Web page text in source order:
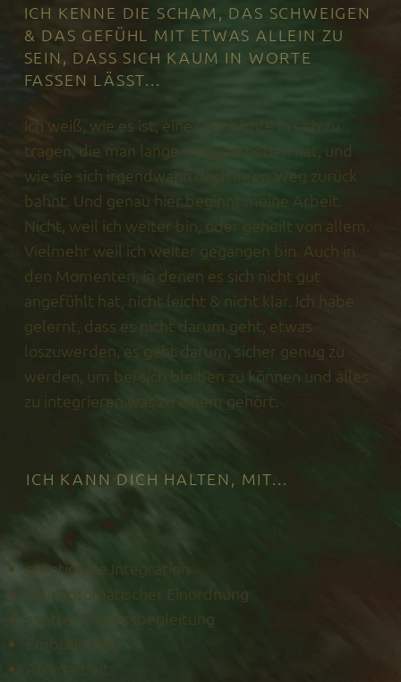
ICH KENNE DIE SCHAM, DAS SCHWEIGEN
& DAS GEFÜHL MIT ETWAS ALLEIN ZU
SEIN, DASS SICH KAUM IN WORTE
FASSEN LÄSST...
Ich weiß, wie es ist, eine Geschichte in sich zu
tragen, die man lange weggeschoben hat, und
wie sie sich irgendwann doch ihren Weg zurück
bahnt. Und genau hier beginnt meine Arbeit.
Nicht, weil ich weiter bin, oder geheilt von allem.
Vielmehr weil ich weiter gegangen bin. Auch in
den Momenten, in denen es sich nicht gut
angefühlt hat, nicht leicht & nicht klar. Ich habe
gelernt, dass es nicht darum geht, etwas
loszuwerden, es geht darum, sicher genug zu
werden, um bei sich bleiben zu können und alles
zu integrieren was zu einem gehört.
ICH KANN DICH HALTEN, MIT...
emotionale Integration
psychosomatischer Einordnung
sanfter Prozessbegleitung
Embodiment
Atemarbeit